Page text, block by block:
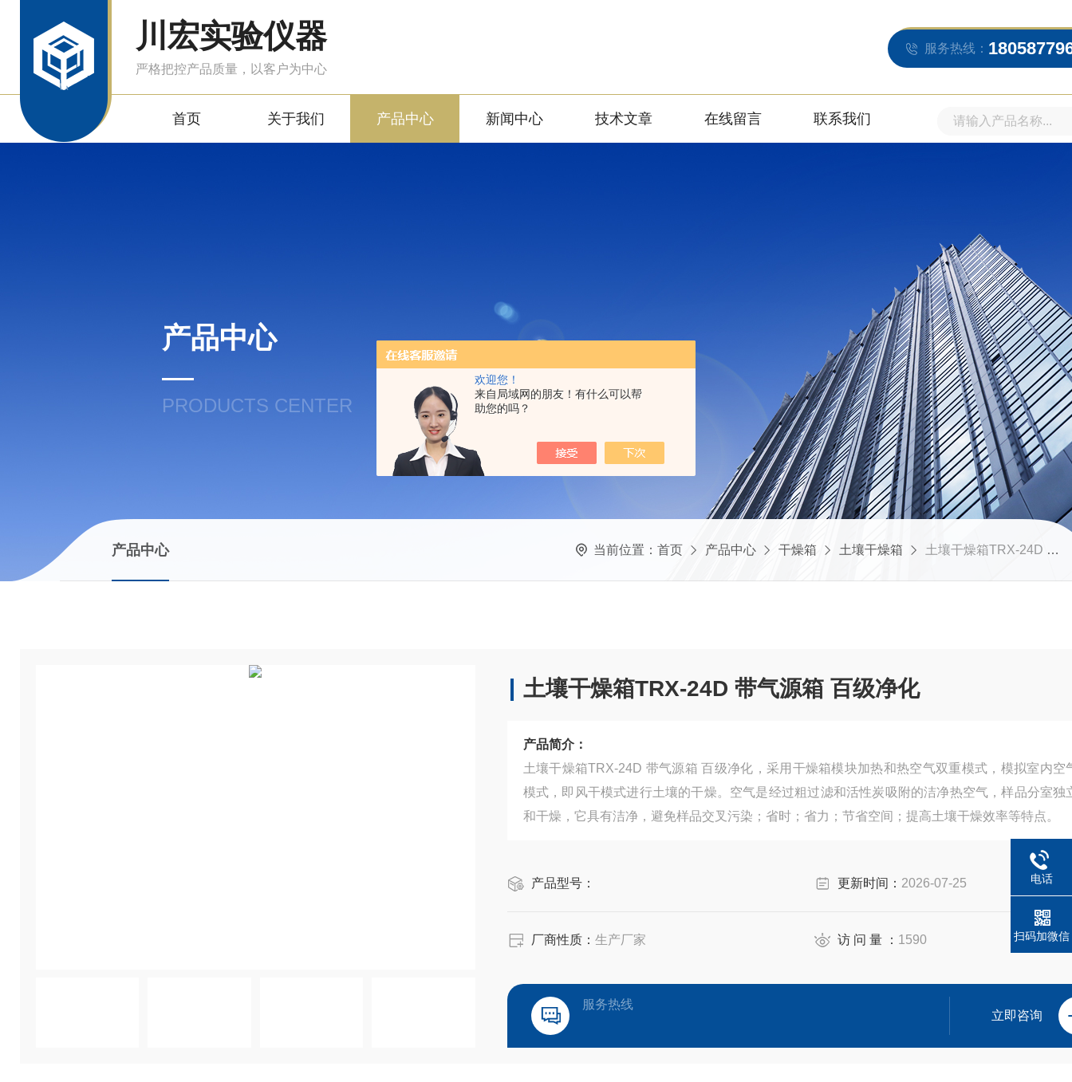
欢迎您！
来自局域网的朋友！有什么可以帮
助您的吗？
川宏实验仪器
严格把控产品质量，以客户为中心
服务热线：
首页 关于我们 产品中心 新闻中心 技术文章 在线留言 联系我们
产品中心
PRODUCTS CENTER
产品中心 当前位置： 首页 产品中心 干燥箱 土壤干燥箱 土壤干燥箱TRX-24D 带气源箱 百级净化
土壤干燥箱TRX-24D 带气源箱 百级净化
产品简介：
土壤干燥箱TRX-24D 带气源箱 百级净化，采用干燥箱模块加热和热空气双重模式，模拟室内空
模式，即风干模式进行土壤的干燥。空气是经过粗过滤和活性炭吸附的洁净热空气，样品分室独
和干燥，它具有洁净，避免样品交叉污染；省时；省力；节省空间；提高土壤干燥效率等特点。
产品型号： 更新时间： 2026-07-25
厂商性质： 生产厂家 访 问 量 ： 1590
服务热线
立即咨询
电话
扫码加微信